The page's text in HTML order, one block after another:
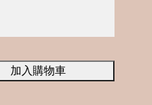
加入購物車